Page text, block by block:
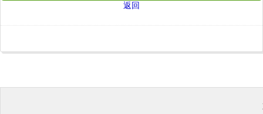
返回